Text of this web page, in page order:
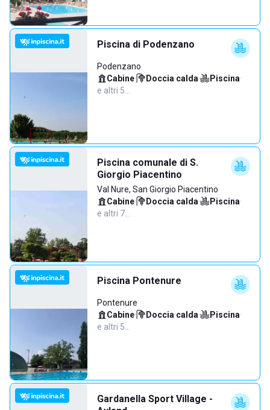
Piscina di Podenzano
Podenzano
Cabine· Doccia calda· Piscina·
e altri 5…
Piscina comunale di S.
Giorgio Piacentino
Val Nure, San Giorgio Piacentino
Cabine· Doccia calda· Piscina·
e altri 7…
Piscina Pontenure
Pontenure
Cabine· Doccia calda· Piscina·
e altri 5…
Gardanella Sport Village -